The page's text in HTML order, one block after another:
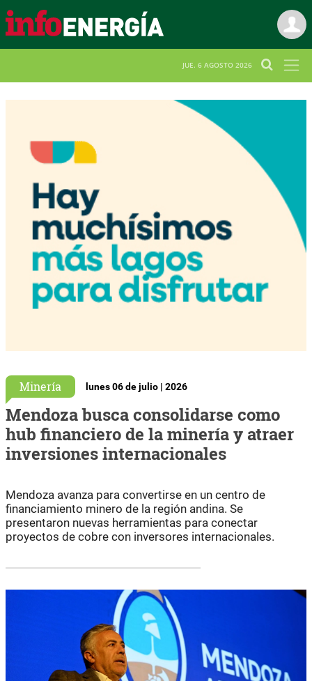
JUE. 6 AGOSTO 2026
Minería lunes 06 de julio | 2026
Mendoza busca consolidarse como
hub financiero de la minería y atraer
inversiones internacionales
Mendoza avanza para convertirse en un centro de
financiamiento minero de la región andina. Se
presentaron nuevas herramientas para conectar
proyectos de cobre con inversores internacionales.